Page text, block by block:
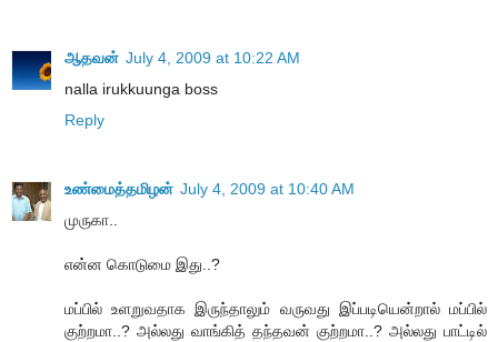
ஆதவன் July 4, 2009 at 10:22 AM
nalla irukkuunga boss
Reply
உண்மைத்தமிழன் July 4, 2009 at 10:40 AM
முருகா..
என்ன கொடுமை இது..?
மப்பில் உளறுவதாக இருந்தாலும் வருவது இப்படியென்றால் மப்பில்
குற்றமா..? அல்லது வாங்கித் தந்தவன் குற்றமா..? அல்லது பாட்டில்